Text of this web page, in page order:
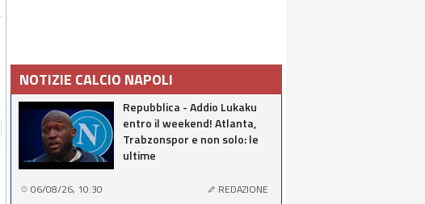
NOTIZIE CALCIO NAPOLI
Repubblica - Addio Lukaku
entro il weekend! Atlanta,
Trabzonspor e non solo: le
ultime
06/08/26, 10:30 REDAZIONE